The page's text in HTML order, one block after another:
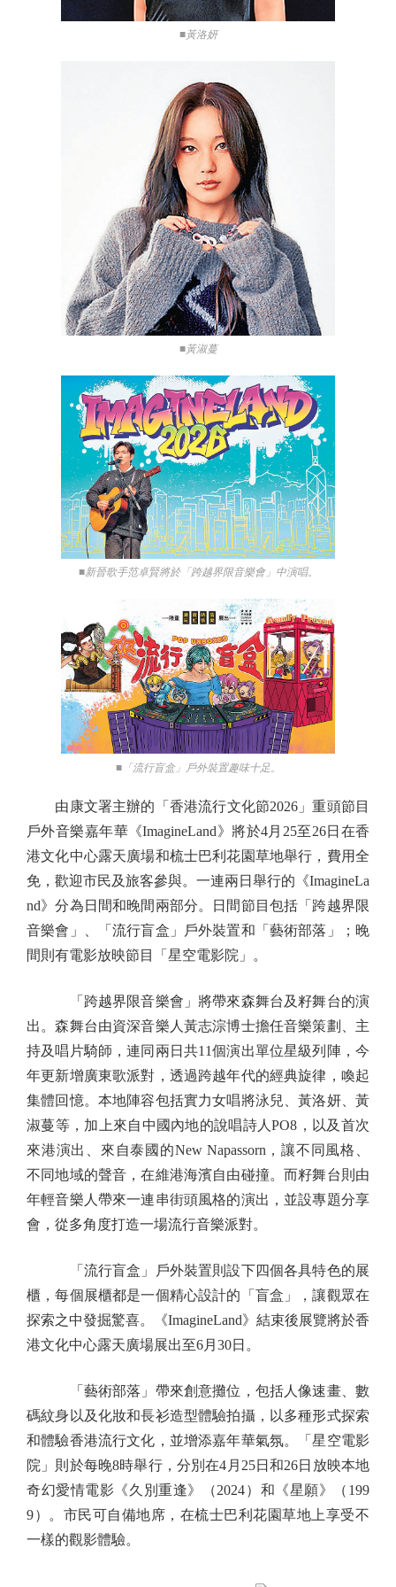
■黃洛妍
■黃淑蔓
■新晉歌手范卓賢將於「跨越界限音樂會」中演唱。
■「流行盲盒」戶外裝置趣味十足。
由康文署主辦的「香港流行文化節2026」重頭節目
戶外音樂嘉年華《ImagineLand》將於4月25至26日在香
港文化中心露天廣場和梳士巴利花園草地舉行，費用全
免，歡迎市民及旅客參與。一連兩日舉行的《ImagineLa
nd》分為日間和晚間兩部分。日間節目包括「跨越界限
音樂會」、「流行盲盒」戶外裝置和「藝術部落」；晚
間則有電影放映節目「星空電影院」。
「跨越界限音樂會」將帶來森舞台及籽舞台的演
出。森舞台由資深音樂人黃志淙博士擔任音樂策劃、主
持及唱片騎師，連同兩日共11個演出單位星級列陣，今
年更新增廣東歌派對，透過跨越年代的經典旋律，喚起
集體回憶。本地陣容包括實力女唱將泳兒、黃洛妍、黃
淑蔓等，加上來自中國內地的說唱詩人PO8，以及首次
來港演出、來自泰國的New Napassorn，讓不同風格、
不同地域的聲音，在維港海濱自由碰撞。而籽舞台則由
年輕音樂人帶來一連串街頭風格的演出，並設專題分享
會，從多角度打造一場流行音樂派對。
「流行盲盒」戶外裝置則設下四個各具特色的展
櫃，每個展櫃都是一個精心設計的「盲盒」，讓觀眾在
探索之中發掘驚喜。《ImagineLand》結束後展覽將於香
港文化中心露天廣場展出至6月30日。
「藝術部落」帶來創意攤位，包括人像速畫、數
碼紋身以及化妝和長衫造型體驗拍攝，以多種形式探索
和體驗香港流行文化，並增添嘉年華氣氛。「星空電影
院」則於每晚8時舉行，分別在4月25日和26日放映本地
奇幻愛情電影《久別重逢》（2024）和《星願》（199
9）。市民可自備地席，在梳士巴利花園草地上享受不
一樣的觀影體驗。